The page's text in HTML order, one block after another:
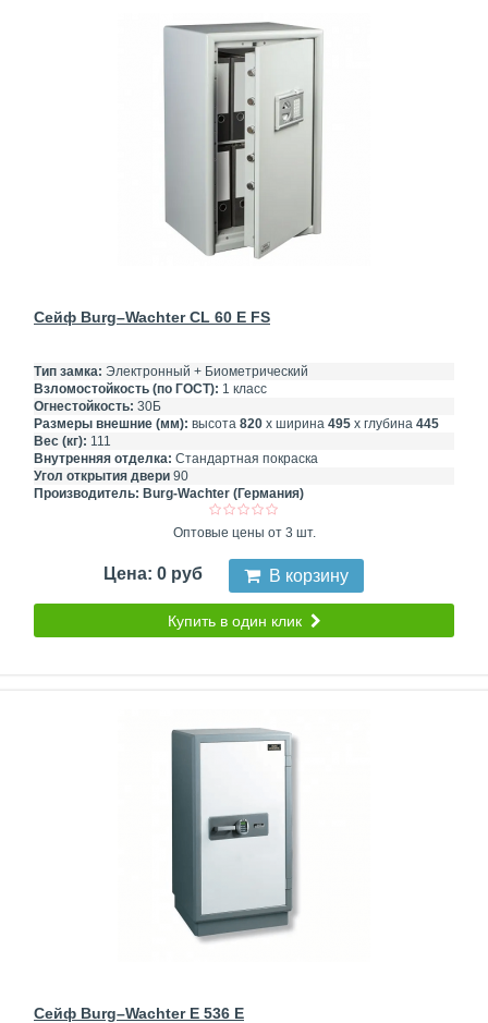
Сейф Burg–Wachter CL 60 E FS
Тип замка: Электронный + Биометрический
Взломостойкость (по ГОСТ): 1 класс
Огнестойкость: 30Б
Размеры внешние (мм): высота 820 х ширина 495 х глубина 445
Вес (кг): 111
Внутренняя отделка: Стандартная покраска
Угол открытия двери 90
Производитель: Burg-Wachter (Германия)
Оптовые цены от 3 шт.
Цена: 0 руб В корзину
Купить в один клик
Сейф Burg–Wachter E 536 E